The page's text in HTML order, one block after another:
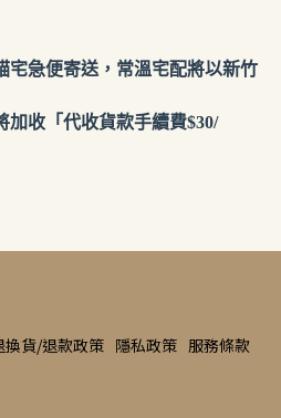
宅急便寄送，常溫宅配將以新竹
加收「代收貨款手續費$30/
換貨/退款政策 隱私政策 服務條款